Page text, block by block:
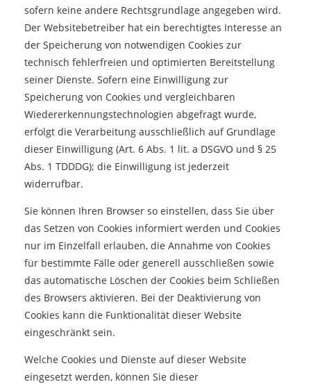
sofern keine andere Rechtsgrundlage angegeben wird.
Der Websitebetreiber hat ein berechtigtes Interesse an
der Speicherung von notwendigen Cookies zur
technisch fehlerfreien und optimierten Bereitstellung
seiner Dienste. Sofern eine Einwilligung zur
Speicherung von Cookies und vergleichbaren
Wiedererkennungstechnologien abgefragt wurde,
erfolgt die Verarbeitung ausschließlich auf Grundlage
dieser Einwilligung (Art. 6 Abs. 1 lit. a DSGVO und § 25
Abs. 1 TDDDG); die Einwilligung ist jederzeit
widerrufbar.
Sie können Ihren Browser so einstellen, dass Sie über
das Setzen von Cookies informiert werden und Cookies
nur im Einzelfall erlauben, die Annahme von Cookies
für bestimmte Fälle oder generell ausschließen sowie
das automatische Löschen der Cookies beim Schließen
des Browsers aktivieren. Bei der Deaktivierung von
Cookies kann die Funktionalität dieser Website
eingeschränkt sein.
Welche Cookies und Dienste auf dieser Website
eingesetzt werden, können Sie dieser